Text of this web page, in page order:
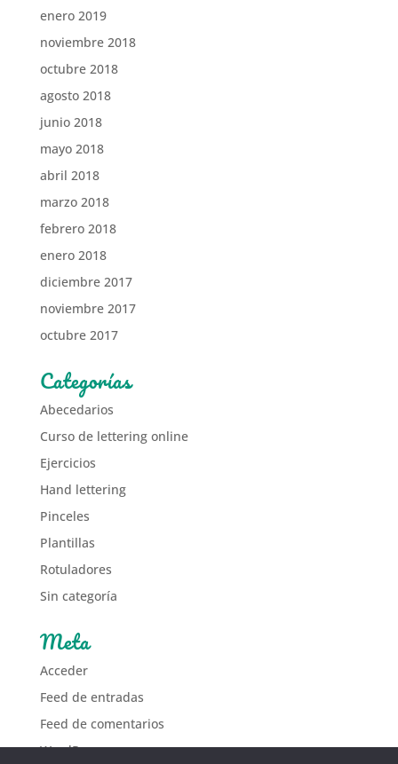
enero 2019
noviembre 2018
octubre 2018
agosto 2018
junio 2018
mayo 2018
abril 2018
marzo 2018
febrero 2018
enero 2018
diciembre 2017
noviembre 2017
octubre 2017
Categorías
Abecedarios
Curso de lettering online
Ejercicios
Hand lettering
Pinceles
Plantillas
Rotuladores
Sin categoría
Meta
Acceder
Feed de entradas
Feed de comentarios
WordPress.org